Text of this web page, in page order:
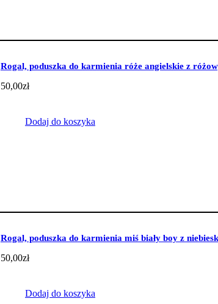
Rogal, poduszka do karmienia róże angielskie z
50,00zł
Dodaj do koszyka
Rogal, poduszka do karmienia miś biały boy z
50,00zł
Dodaj do koszyka